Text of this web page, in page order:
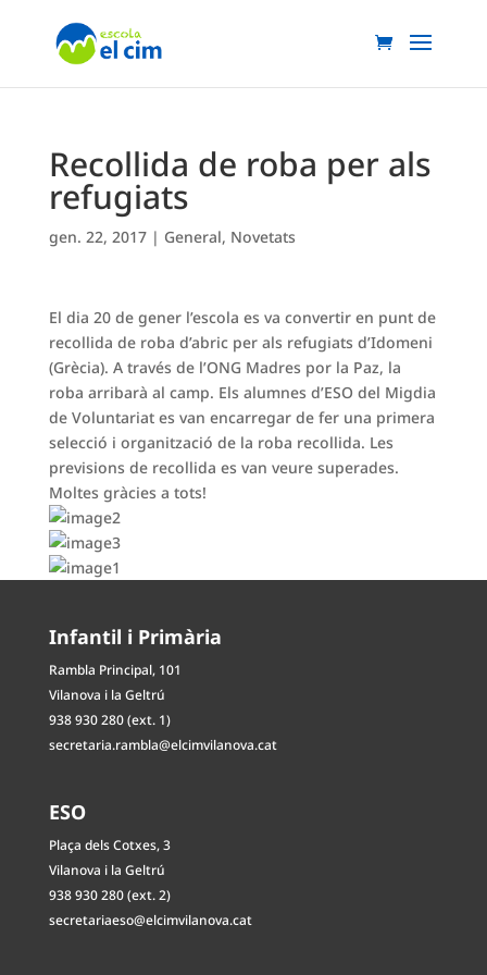
Recollida de roba per als
refugiats
gen. 22, 2017| General, Novetats
El dia 20 de gener l’escola es va convertir en punt de
recollida de roba d’abric per als refugiats d’Idomeni
(Grècia). A través de l’ONG Madres por la Paz, la
roba arribarà al camp. Els alumnes d’ESO del Migdia
de Voluntariat es van encarregar de fer una primera
selecció i organització de la roba recollida. Les
previsions de recollida es van veure superades.
Moltes gràcies a tots!
Infantil i Primària
Rambla Principal, 101
Vilanova i la Geltrú
938 930 280 (ext. 1)
secretaria.rambla@elcimvilanova.cat
ESO
Plaça dels Cotxes, 3
Vilanova i la Geltrú
938 930 280 (ext. 2)
secretariaeso@elcimvilanova.cat